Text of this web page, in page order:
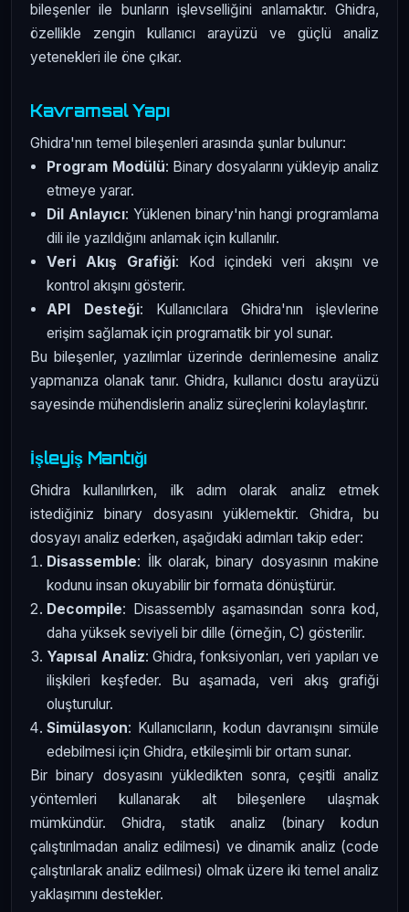
bileşenler ile bunların işlevselliğini anlamaktır. Ghidra,
özellikle zengin kullanıcı arayüzü ve güçlü analiz
yetenekleri ile öne çıkar.
Kavramsal Yapı
Ghidra'nın temel bileşenleri arasında şunlar bulunur:
Program Modülü: Binary dosyalarını yükleyip analiz
etmeye yarar.
Dil Anlayıcı: Yüklenen binary'nin hangi programlama
dili ile yazıldığını anlamak için kullanılır.
Veri Akış Grafiği: Kod içindeki veri akışını ve
kontrol akışını gösterir.
API Desteği: Kullanıcılara Ghidra'nın işlevlerine
erişim sağlamak için programatik bir yol sunar.
Bu bileşenler, yazılımlar üzerinde derinlemesine analiz
yapmanıza olanak tanır. Ghidra, kullanıcı dostu arayüzü
sayesinde mühendislerin analiz süreçlerini kolaylaştırır.
İşleyiş Mantığı
Ghidra kullanılırken, ilk adım olarak analiz etmek
istediğiniz binary dosyasını yüklemektir. Ghidra, bu
dosyayı analiz ederken, aşağıdaki adımları takip eder:
Disassemble: İlk olarak, binary dosyasının makine
kodunu insan okuyabilir bir formata dönüştürür.
Decompile: Disassembly aşamasından sonra kod,
daha yüksek seviyeli bir dille (örneğin, C) gösterilir.
Yapısal Analiz: Ghidra, fonksiyonları, veri yapıları ve
ilişkileri keşfeder. Bu aşamada, veri akış grafiği
oluşturulur.
Simülasyon: Kullanıcıların, kodun davranışını simüle
edebilmesi için Ghidra, etkileşimli bir ortam sunar.
Bir binary dosyasını yükledikten sonra, çeşitli analiz
yöntemleri kullanarak alt bileşenlere ulaşmak
mümkündür. Ghidra, statik analiz (binary kodun
çalıştırılmadan analiz edilmesi) ve dinamik analiz (code
çalıştırılarak analiz edilmesi) olmak üzere iki temel analiz
yaklaşımını destekler.